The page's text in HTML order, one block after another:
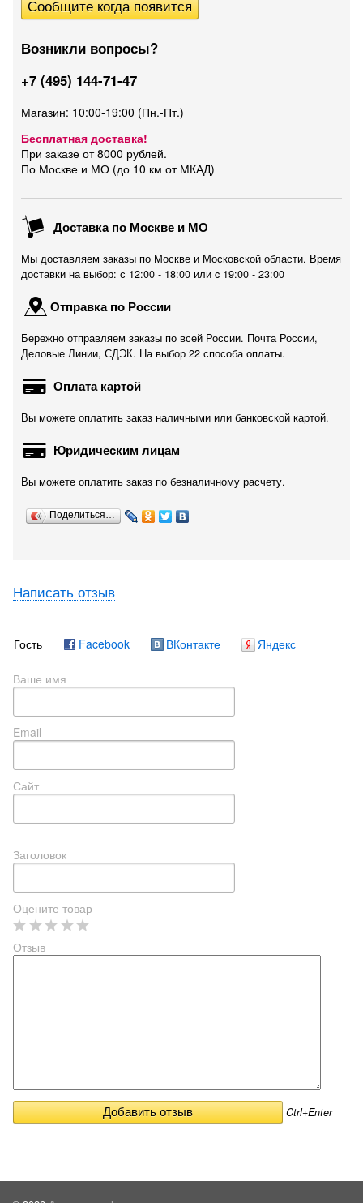
Возникли вопросы?
+7 (495) 144-71-47
Магазин: 10:00-19:00 (Пн.-Пт.)
Бесплатная доставка!
При заказе от 8000 рублей.
По Москве и МО (до 10 км от МКАД)
Доставка по Москве и МО
Мы доставляем заказы по Москве и Московской области. Время
доставки на выбор: с 12:00 - 18:00 или c 19:00 - 23:00
Отправка по России
Бережно отправляем заказы по всей России. Почта России,
Деловые Линии, СДЭК. На выбор 22 способа оплаты.
Оплата картой
Вы можете оплатить заказ наличными или банковской картой.
Юридическим лицам
Вы можете оплатить заказ по безналичному расчету.
Поделиться…
Написать отзыв
Гость Facebook ВКонтакте Яндекс
Ваше имя
Email
Сайт
Заголовок
Оцените товар
Отзыв
Ctrl+Enter